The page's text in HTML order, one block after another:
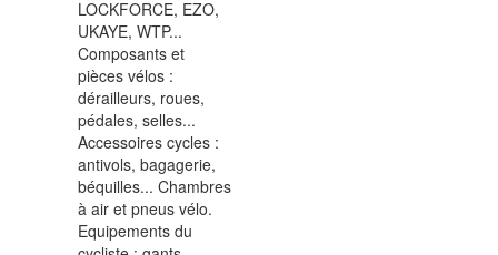
LOCKFORCE, EZO,
UKAYE, WTP...
Composants et
pièces vélos :
dérailleurs, roues,
pédales, selles...
Accessoires cycles :
antivols, bagagerie,
béquilles... Chambres
à air et pneus vélo.
Equipements du